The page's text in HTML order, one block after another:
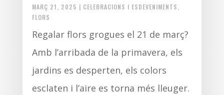
MARÇ 21, 2025 | CELEBRACIONS I ESDEVENIMENTS,
FLORS
Regalar flors grogues el 21 de març?
Amb l’arribada de la primavera, els
jardins es desperten, els colors
esclaten i l’aire es torna més lleuger.